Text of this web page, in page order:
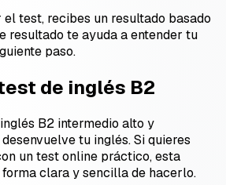
test, recibes un resultado basado
resultado te ayuda a entender tu
paso.
de inglés B2
B2 intermedio alto y
tu inglés. Si quieres
un test online práctico, esta
clara y sencilla de hacerlo.